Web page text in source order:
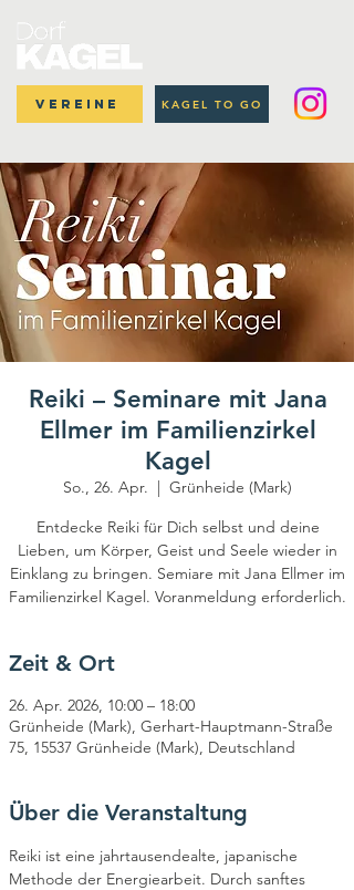
Vereine KAGEL TO GO
Reiki – Seminare mit Jana
Ellmer im Familienzirkel
Kagel
So., 26. Apr.
  |
Grünheide (Mark)
Entdecke Reiki für Dich selbst und deine
Lieben, um Körper, Geist und Seele wieder in
Einklang zu bringen. Semiare mit Jana Ellmer im
Familienzirkel Kagel. Voranmeldung erforderlich.
Zeit & Ort
26. Apr. 2026, 10:00 – 18:00
Grünheide (Mark), Gerhart-Hauptmann-Straße
75, 15537 Grünheide (Mark), Deutschland
Über die Veranstaltung
Reiki ist eine jahrtausendealte, japanische
Methode der Energiearbeit. Durch sanftes